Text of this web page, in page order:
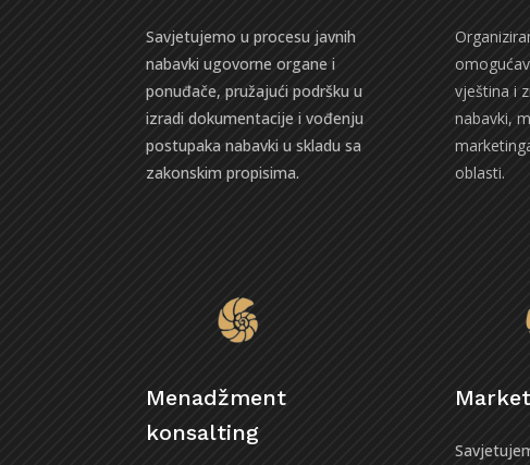
Savjetujemo u procesu javnih
nabavki ugovorne organe i
ponuđače, pružajući podršku u
izradi dokumentacije i vođenju
postupaka nabavki u skladu sa
zakonskim propisima.
vještina i
nabavki,
oblasti.
Menadžment
konsalting